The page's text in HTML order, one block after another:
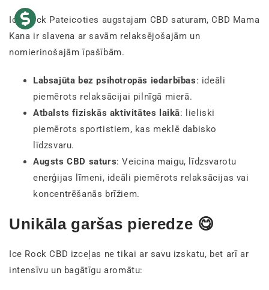
Ice Rock Pateicoties augstajam CBD saturam, CBD Mama
Kana ir slavena ar savām relaksējošajām un
nomierinošajām īpašībām.
Labsajūta bez psihotropās iedarbības: ideāli
piemērots relaksācijai pilnīgā mierā.
Atbalsts fiziskās aktivitātes laikā: lieliski
piemērots sportistiem, kas meklē dabisko
līdzsvaru.
Augsts CBD saturs: Veicina maigu, līdzsvarotu
enerģijas līmeni, ideāli piemērots relaksācijas vai
koncentrēšanās brīžiem.
Unikāla garšas pieredze 😋
Ice Rock CBD izceļas ne tikai ar savu izskatu, bet arī ar
intensīvu un bagātīgu aromātu: